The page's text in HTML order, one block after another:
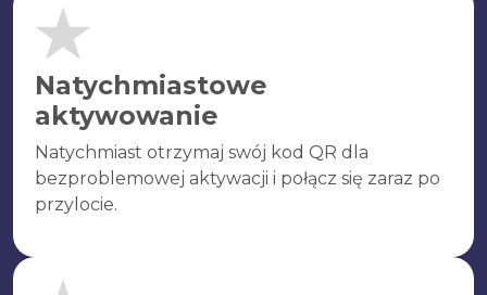
Natychmiastowe
aktywowanie
Natychmiast otrzymaj swój kod QR dla
bezproblemowej aktywacji i połącz się zaraz po
przylocie.